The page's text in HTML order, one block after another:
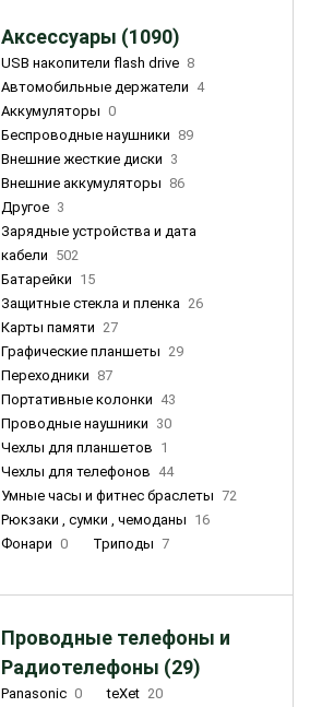
Аксессуары (1090)
USB накопители flash drive 8
Автомобильные держатели 4
Аккумуляторы 0
Беспроводные наушники 89
Внешние жесткие диски 3
Внешние аккумуляторы 86
Другое 3
Зарядные устройства и дата
кабели 502
Батарейки 15
Защитные стекла и пленка 26
Карты памяти 27
Графические планшеты 29
Переходники 87
Портативные колонки 43
Проводные наушники 30
Чехлы для планшетов 1
Чехлы для телефонов 44
Умные часы и фитнес браслеты 72
Рюкзаки , сумки , чемоданы 16
Фонари 0 Триподы 7
Проводные телефоны и
Радиотелефоны (29)
Panasonic 0 teXet 20